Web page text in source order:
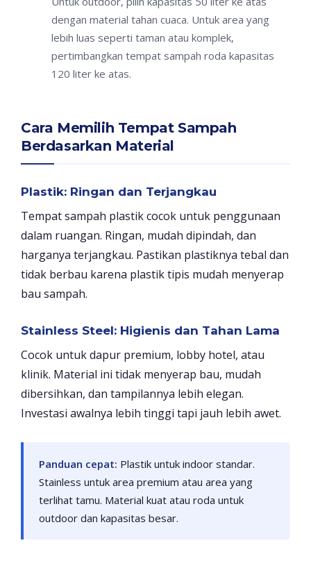
dengan material tahan cuaca. Untuk area yang
lebih luas seperti taman atau komplek,
pertimbangkan tempat sampah roda kapasitas
120 liter ke atas.
Cara Memilih Tempat Sampah
Berdasarkan Material
Plastik: Ringan dan Terjangkau
Tempat sampah plastik cocok untuk penggunaan
dalam ruangan. Ringan, mudah dipindah, dan
harganya terjangkau. Pastikan plastiknya tebal dan
tidak berbau karena plastik tipis mudah menyerap
bau sampah.
Stainless Steel: Higienis dan Tahan Lama
Cocok untuk dapur premium, lobby hotel, atau
klinik. Material ini tidak menyerap bau, mudah
dibersihkan, dan tampilannya lebih elegan.
Investasi awalnya lebih tinggi tapi jauh lebih awet.
Panduan cepat: Plastik untuk indoor standar.
Stainless untuk area premium atau area yang
terlihat tamu. Material kuat atau roda untuk
outdoor dan kapasitas besar.